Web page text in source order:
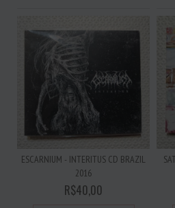
ESCARNIUM - INTERITUS CD BRAZIL
2016
R$40,00